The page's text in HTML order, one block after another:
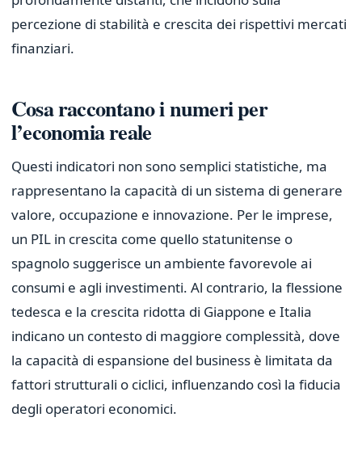
percezione di stabilità e crescita dei rispettivi mercati
finanziari.
Cosa raccontano i numeri per
l’economia reale
Questi indicatori non sono semplici statistiche, ma
rappresentano la capacità di un sistema di generare
valore, occupazione e innovazione. Per le imprese,
un PIL in crescita come quello statunitense o
spagnolo suggerisce un ambiente favorevole ai
consumi e agli investimenti. Al contrario, la flessione
tedesca e la crescita ridotta di Giappone e Italia
indicano un contesto di maggiore complessità, dove
la capacità di espansione del business è limitata da
fattori strutturali o ciclici, influenzando così la fiducia
degli operatori economici.